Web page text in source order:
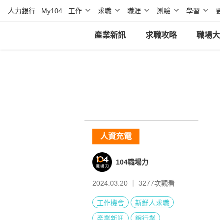
人力銀行 My104 工作 求職 職涯 測驗 學習
產業新訊 求職攻略 職場
人資充電
104職場力
2024.03.20 ｜ 3277次觀看
工作機會
新鮮人求職